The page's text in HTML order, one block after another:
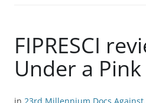
FIPRESCI
Under a